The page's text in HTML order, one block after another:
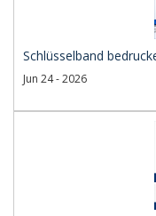
Schlüsselband
Jun 24 - 2026